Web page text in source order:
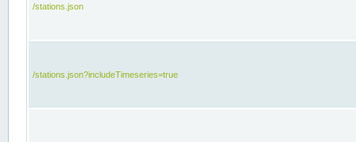
/stations.json
/stations.json?includeTimeseries=true